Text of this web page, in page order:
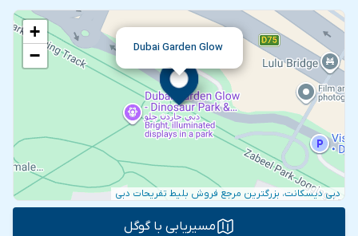
Dubai Garden Glow
+
−
دبی دیسکانت، بزرگترین مرجع فروش بلیط تفریحات دبی
مسیریابی با گوگل